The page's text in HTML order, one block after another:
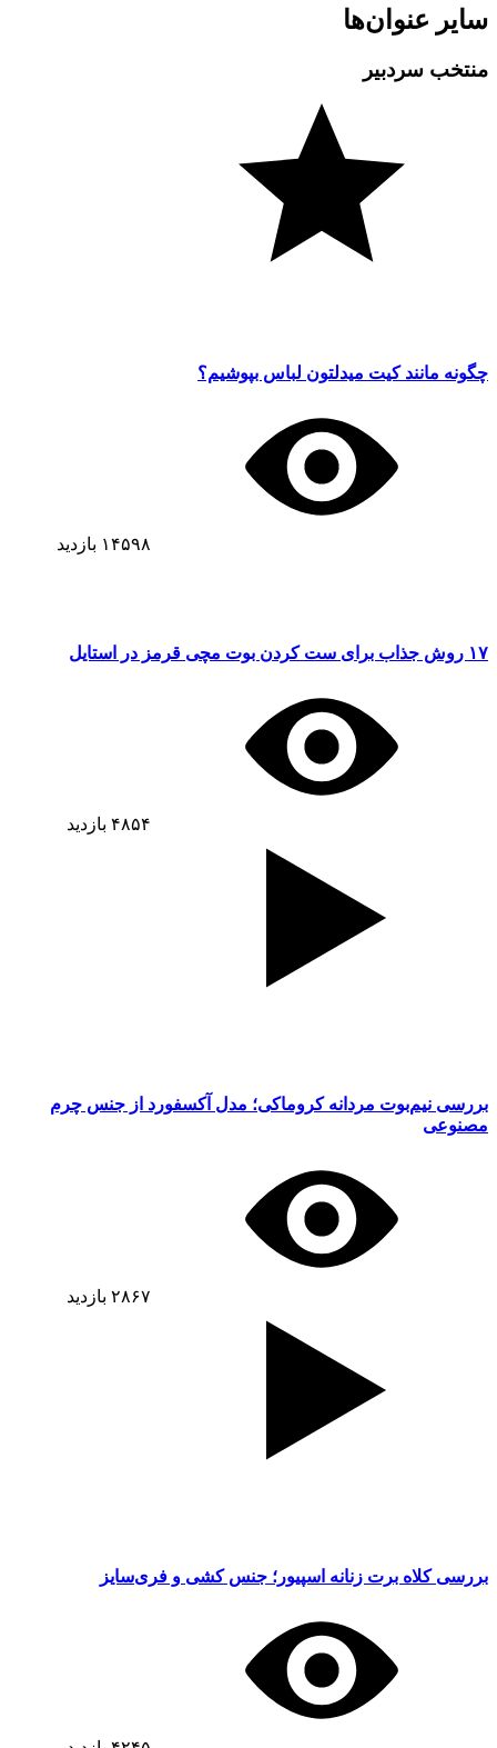
سایر عنوان‌ها
منتخب سردبیر
چگونه مانند کیت میدلتون لباس بپوشیم؟
۱۴۵۹۸ بازدید
۱۷ روش جذاب برای ست کردن بوت مچی قرمز در استایل
۴۸۵۴ بازدید
بررسی نیم‌بوت مردانه کروماکی؛ مدل آکسفورد از جنس چرم
مصنوعی
۲۸۶۷ بازدید
بررسی کلاه برت زنانه اسپیور؛ جنس کشی و فری‌سایز